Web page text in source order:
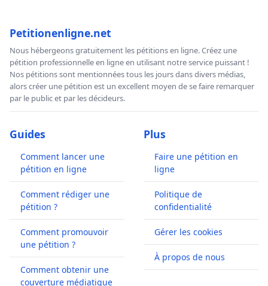
Petitionenligne.net
Nous hébergeons gratuitement les pétitions en ligne. Créez une
pétition professionnelle en ligne en utilisant notre service puissant !
Nos pétitions sont mentionnées tous les jours dans divers médias,
alors créer une pétition est un excellent moyen de se faire remarquer
par le public et par les décideurs.
Guides
Comment lancer une
pétition en ligne
Comment rédiger une
pétition ?
Comment promouvoir
une pétition ?
Comment obtenir une
couverture médiatique
Plus
Faire une pétition en
ligne
Politique de
confidentialité
Gérer les cookies
À propos de nous